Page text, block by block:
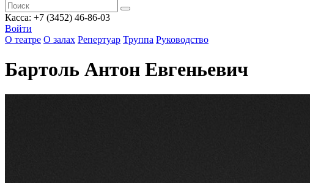
Касса: +7 (3452) 46-86-03
Войти
О театре О залах Репертуар Труппа Руководство
Бартоль Антон Евгеньевич